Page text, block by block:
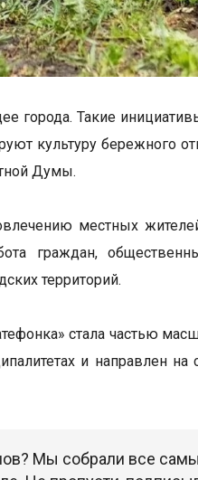
города. Такие
культуру бережного
Думы.
местных
граждан,
территорий.
стала частью
и направлен
Мы собрали все